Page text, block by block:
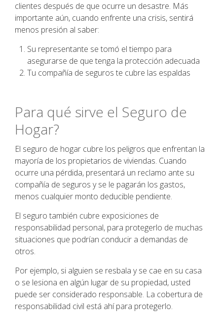
clientes después de que ocurre un desastre. Más
importante aún, cuando enfrente una crisis, sentirá
menos presión al saber:
Su representante se tomó el tiempo para
asegurarse de que tenga la protección adecuada
Tu compañía de seguros te cubre las espaldas
Para qué sirve el Seguro de
Hogar?
El seguro de hogar cubre los peligros que enfrentan la
mayoría de los propietarios de viviendas. Cuando
ocurre una pérdida, presentará un reclamo ante su
compañía de seguros y se le pagarán los gastos,
menos cualquier monto deducible pendiente.
El seguro también cubre exposiciones de
responsabilidad personal, para protegerlo de muchas
situaciones que podrían conducir a demandas de
otros.
Por ejemplo, si alguien se resbala y se cae en su casa
o se lesiona en algún lugar de su propiedad, usted
puede ser considerado responsable. La cobertura de
responsabilidad civil está ahí para protegerlo.